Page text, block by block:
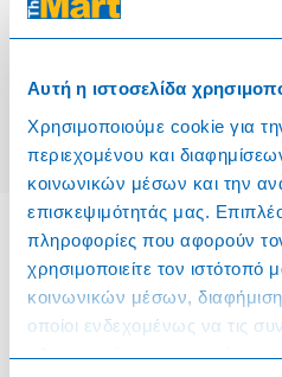
Αυτή η ιστοσελίδα
Χρησιμοποιούμε cookie για
περιεχομένου και
κοινωνικών μέσων και την
επισκεψιμότητάς μας.
πληροφορίες που αφορούν
χρησιμοποιείτε τον ιστότοπό
κοινωνικών μέσων,
οποίοι ενδεχομένως να τις
πληροφορίες που τους έχετε
Πληροφορίες
Όροι & Προϋποθέσεις